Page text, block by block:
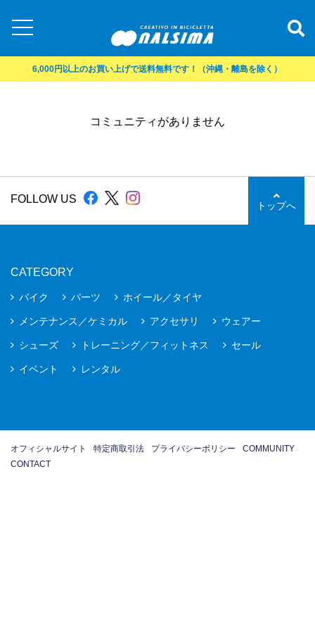
6,000円以上のお買い上げで送料無料です！（沖縄・離島を除く）
コミュニティがありません
FOLLOW US
トップへ
CATEGORY
バイク パーツ ホイール／タイヤ
メンテナンス／ケミカル アクセサリ ウェアー
シューズ トレーニング／フィットネス セール
イベント レンタル
オフィシャルサイト 特定商取引法 プライバシーポリシー
COMMUNITY
CONTACT